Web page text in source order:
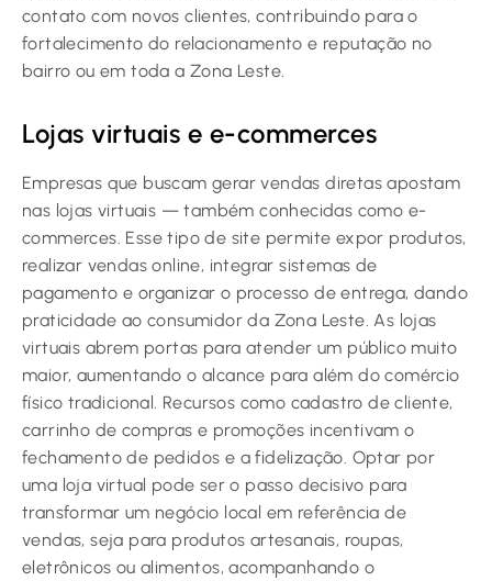
contato com novos clientes, contribuindo para o
fortalecimento do relacionamento e reputação no
bairro ou em toda a Zona Leste.
Lojas virtuais e e-commerces
Empresas que buscam gerar vendas diretas apostam
nas lojas virtuais — também conhecidas como e-
commerces. Esse tipo de site permite expor produtos,
realizar vendas online, integrar sistemas de
pagamento e organizar o processo de entrega, dando
praticidade ao consumidor da Zona Leste. As lojas
virtuais abrem portas para atender um público muito
maior, aumentando o alcance para além do comércio
físico tradicional. Recursos como cadastro de cliente,
carrinho de compras e promoções incentivam o
fechamento de pedidos e a fidelização. Optar por
uma loja virtual pode ser o passo decisivo para
transformar um negócio local em referência de
vendas, seja para produtos artesanais, roupas,
eletrônicos ou alimentos, acompanhando o